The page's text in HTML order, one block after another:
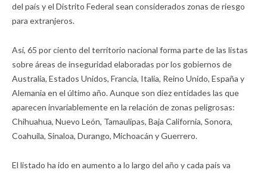
del país y el Distrito Federal sean considerados zonas de riesgo
para extranjeros.
Así, 65 por ciento del territorio nacional forma parte de las listas
sobre áreas de inseguridad elaboradas por los gobiernos de
Australia, Estados Unidos, Francia, Italia, Reino Unido, España y
Alemania en el último año. Aunque son diez entidades las que
aparecen invariablemente en la relación de zonas peligrosas:
Chihuahua, Nuevo León, Tamaulipas, Baja California, Sonora,
Coahuila, Sinaloa, Durango, Michoacán y Guerrero.
El listado ha ido en aumento a lo largo del año y cada país va